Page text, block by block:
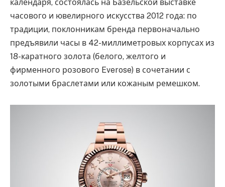
календаря, состоялась на Базельской выставке
часового и ювелирного искусства 2012 года: по
традиции, поклонникам бренда первоначально
предъявили часы в 42-миллиметровых корпусах из
18-каратного золота (белого, желтого и
фирменного розового Everose) в сочетании с
золотыми браслетами или кожаным ремешком.